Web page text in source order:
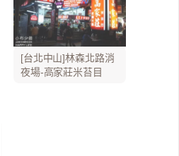
[台北中山]林森北路消
夜場-高家莊米苔目